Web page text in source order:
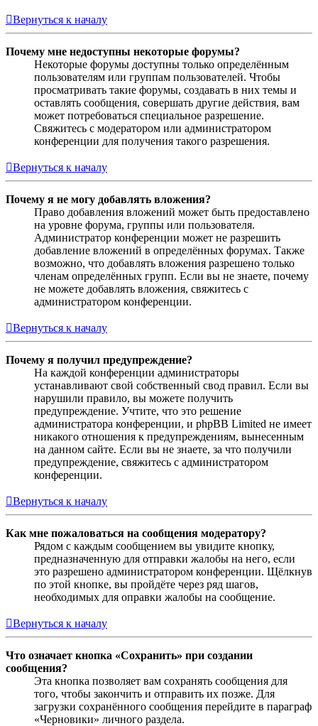
Вернуться к началу
Почему мне недоступны некоторые форумы?
Некоторые форумы доступны только определённым
пользователям или группам пользователей. Чтобы
просматривать такие форумы, создавать в них темы и
оставлять сообщения, совершать другие действия, вам
может потребоваться специальное разрешение.
Свяжитесь с модератором или администратором
конференции для получения такого разрешения.
Вернуться к началу
Почему я не могу добавлять вложения?
Право добавления вложений может быть предоставлено
на уровне форума, группы или пользователя.
Администратор конференции может не разрешить
добавление вложений в определённых форумах. Также
возможно, что добавлять вложения разрешено только
членам определённых групп. Если вы не знаете, почему
не можете добавлять вложения, свяжитесь с
администратором конференции.
Вернуться к началу
Почему я получил предупреждение?
На каждой конференции администраторы
устанавливают свой собственный свод правил. Если вы
нарушили правило, вы можете получить
предупреждение. Учтите, что это решение
администратора конференции, и phpBB Limited не имеет
никакого отношения к предупреждениям, вынесенным
на данном сайте. Если вы не знаете, за что получили
предупреждение, свяжитесь с администратором
конференции.
Вернуться к началу
Как мне пожаловаться на сообщения модератору?
Рядом с каждым сообщением вы увидите кнопку,
предназначенную для отправки жалобы на него, если
это разрешено администратором конференции. Щёлкнув
по этой кнопке, вы пройдёте через ряд шагов,
необходимых для оправки жалобы на сообщение.
Вернуться к началу
Что означает кнопка «Сохранить» при создании
сообщения?
Эта кнопка позволяет вам сохранять сообщения для
того, чтобы закончить и отправить их позже. Для
загрузки сохранённого сообщения перейдите в параграф
«Черновики» личного раздела.